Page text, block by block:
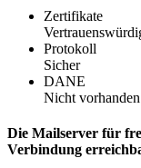
Zertifikate
Protokoll
Sicher
DANE
Nicht vorhanden
Die Mailserver für
Verbindung